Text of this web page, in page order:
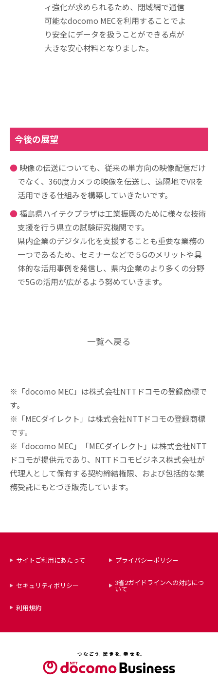
ィ強化が求められるため、閉域網で通信
可能なdocomo MECを利用することでよ
り安全にデータを扱うことができる点が
大きな安心材料となりました。
今後の展望
映像の伝送についても、従来の単方向の映像配信だけ
でなく、360度カメラの映像を伝送し、遠隔地でVRを
活用できる仕組みを構築していきたいです。
福島県ハイテクプラザは工業振興のために様々な技術
支援を行う県立の試験研究機関です。
県内企業のデジタル化を支援することも重要な業務の
一つであるため、セミナーなどで５Gのメリットや具
体的な活用事例を発信し、県内企業のより多くの分野
で5Gの活用が広がるよう努めていきます。
一覧へ戻る
※「docomo MEC」は株式会社NTTドコモの登録商標で
す。
※「MECダイレクト」は株式会社NTTドコモの登録商標
です。
※「docomo MEC」「MECダイレクト」は株式会社NTT
ドコモが提供元であり、NTTドコモビジネス株式会社が
代理人として保有する契約締結権限、および包括的な業
務受託にもとづき販売しています。
サイトご利用にあたって プライバシーポリシー
セキュリティポリシー 3省2ガイドラインへの対応につ
いて
利用規約